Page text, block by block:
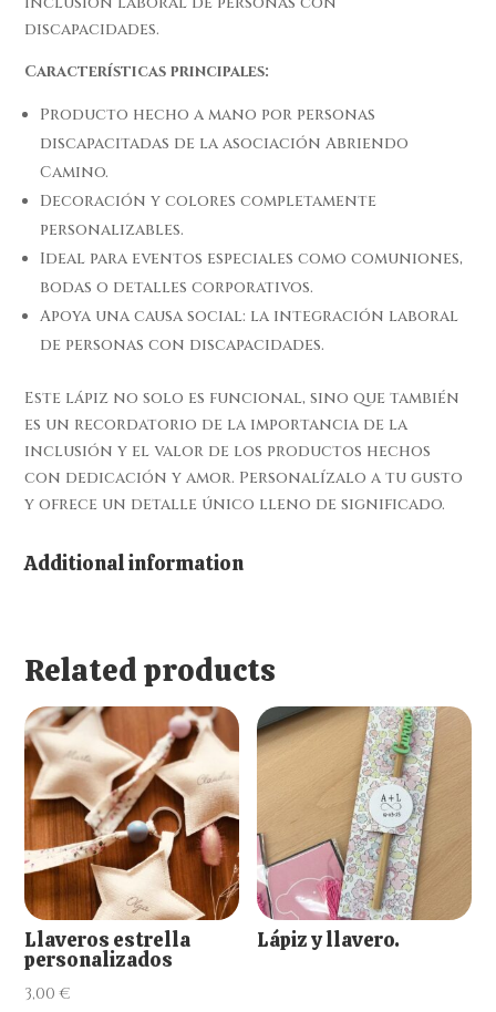
discapacidades.
Características principales:
Producto hecho a mano por personas
discapacitadas de la asociación Abriendo
Camino.
Decoración y colores completamente
personalizables.
Ideal para eventos especiales como comuniones,
bodas o detalles corporativos.
Apoya una causa social: la integración laboral
de personas con discapacidades.
Este lápiz no solo es funcional, sino que también
es un recordatorio de la importancia de la
inclusión y el valor de los productos hechos
con dedicación y amor. Personalízalo a tu gusto
y ofrece un detalle único lleno de significado.
Additional information
Related products
Llaveros estrella
personalizados
3,00€
Lápiz y llavero.